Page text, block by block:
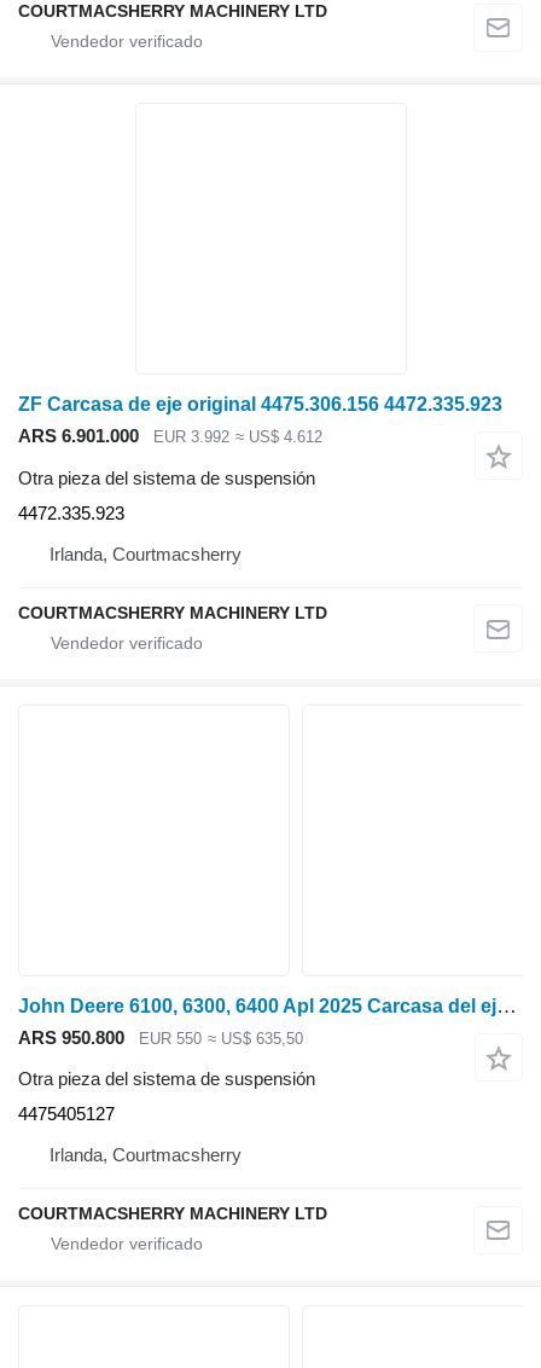
COURTMACSHERRY MACHINERY LTD
ZF Carcasa de eje original 4475.306.156 4472.335.923
ARS 6.901.000
EUR 3.992 ≈ US$ 4.612
Otra pieza del sistema de suspensión
4472.335.923
Irlanda, Courtmacsherry
COURTMACSHERRY MACHINERY LTD
John Deere 6100, 6300, 6400 Apl 2025 Carcasa del eje delantero izquierdo 4475405127, Al7 para tractor de ruedas
ARS 950.800 EUR 550 ≈ US$ 635,50
Otra pieza del sistema de suspensión
4475405127
Irlanda, Courtmacsherry
COURTMACSHERRY MACHINERY LTD